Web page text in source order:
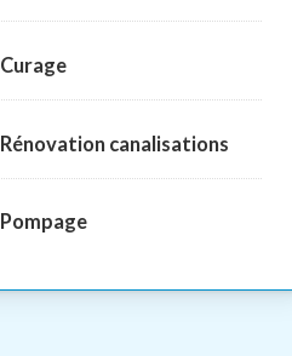
Curage
Rénovation canalisations
Pompage